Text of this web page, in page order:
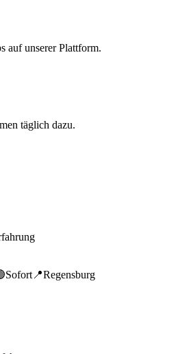
auf unserer Plattform.
täglich dazu.
Sofort 📍Regensburg